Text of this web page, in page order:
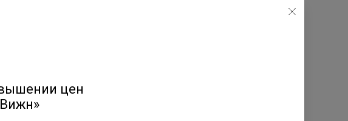
в ванной и постирочной. Окна
площадью 7 га.
кровлей. Территории дворов станут
и цветники, площадки для игр детей и
для комфортной работы – все это
цен